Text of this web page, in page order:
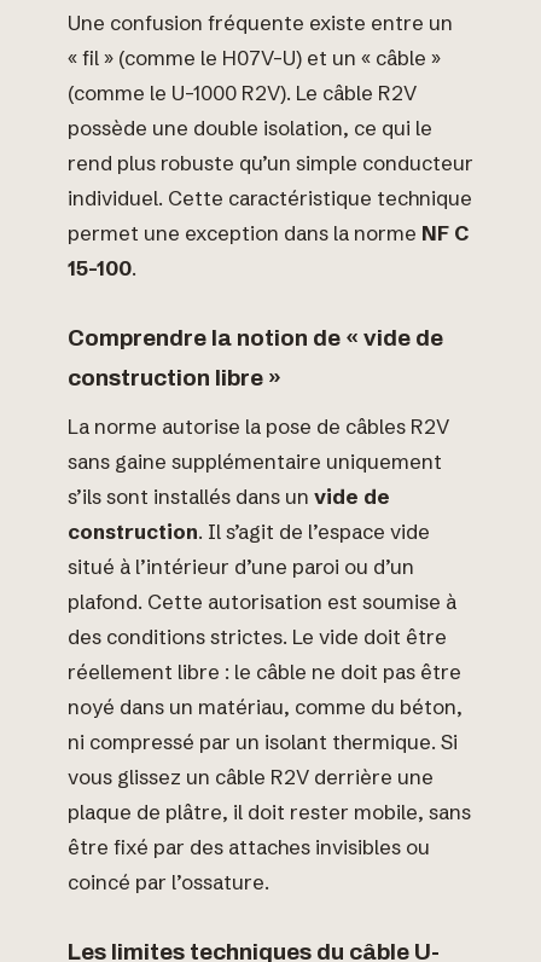
Une confusion fréquente existe entre un
« fil » (comme le H07V-U) et un « câble »
(comme le U-1000 R2V). Le câble R2V
possède une double isolation, ce qui le
rend plus robuste qu’un simple conducteur
individuel. Cette caractéristique technique
permet une exception dans la norme NF C
15-100.
Comprendre la notion de « vide de
construction libre »
La norme autorise la pose de câbles R2V
sans gaine supplémentaire uniquement
s’ils sont installés dans un vide de
construction. Il s’agit de l’espace vide
situé à l’intérieur d’une paroi ou d’un
plafond. Cette autorisation est soumise à
des conditions strictes. Le vide doit être
réellement libre : le câble ne doit pas être
noyé dans un matériau, comme du béton,
ni compressé par un isolant thermique. Si
vous glissez un câble R2V derrière une
plaque de plâtre, il doit rester mobile, sans
être fixé par des attaches invisibles ou
coincé par l’ossature.
Les limites techniques du câble U-